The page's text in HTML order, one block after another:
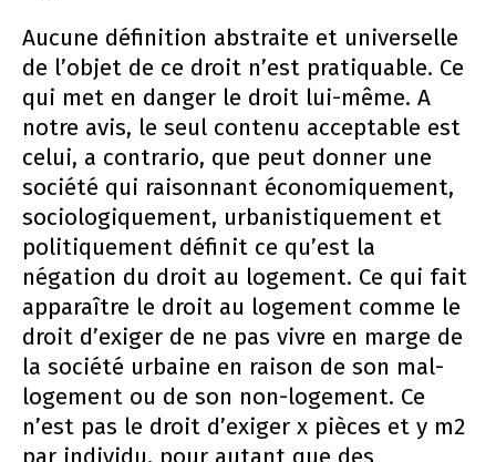
Aucune définition abstraite et universelle
de l’objet de ce droit n’est pratiquable. Ce
qui met en danger le droit lui-même. A
notre avis, le seul contenu acceptable est
celui, a contrario, que peut donner une
société qui raisonnant économiquement,
sociologiquement, urbanistiquement et
politiquement définit ce qu’est la
négation du droit au logement. Ce qui fait
apparaître le droit au logement comme le
droit d’exiger de ne pas vivre en marge de
la société urbaine en raison de son mal-
logement ou de son non-logement. Ce
n’est pas le droit d’exiger x pièces et y m2